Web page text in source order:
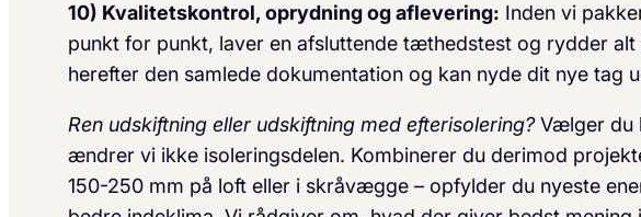
10) Kvalitetskontrol, oprydning og aflevering: Inden vi
punkt for punkt, laver en afsluttende tæthedstest og rydder
herefter den samlede dokumentation og kan nyde dit nye tag
Ren udskiftning eller udskiftning med efterisolering?Vælger du
ændrer vi ikke isoleringsdelen. Kombinerer du derimod
150-250 mm på loft eller i skråvægge – opfylder du nyeste